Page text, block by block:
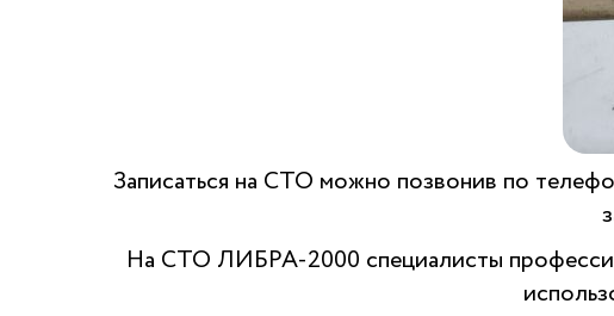
Записаться на СТО можно позвонив по
На СТО ЛИБРА-2000 специалисты